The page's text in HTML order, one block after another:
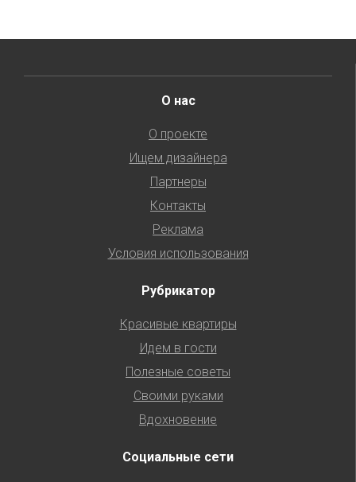
О нас
О проекте
Ищем дизайнера
Партнеры
Контакты
Реклама
Условия использования
Рубрикатор
Красивые квартиры
Идем в гости
Полезные советы
Своими руками
Вдохновение
Социальные сети